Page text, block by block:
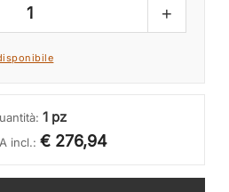
1 +
1 pz
incl.: € 276,94